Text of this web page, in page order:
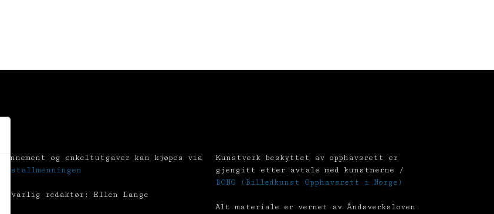
Abonnement og enkeltutgaver kan kjøpes via
Tekstallmenningen
Ansvarlig redaktør: Ellen Lange
Kunstverk beskyttet av opphavsrett er
gjengitt etter avtale med kunstnerne /
BONO (Billedkunst Opphavsrett i Norge)
Alt materiale er vernet av Åndsverksloven.